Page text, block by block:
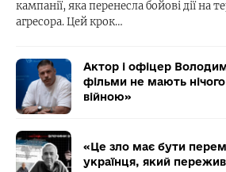
кампанії, яка перенесла бойові дії на
агресора. Цей крок…
Актор і офіцер
фільми не мають нічого
війною»
«Це зло має бути
українця, який